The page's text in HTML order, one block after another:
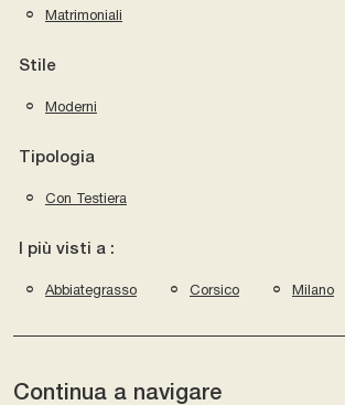
Matrimoniali
Stile
Moderni
Tipologia
Con Testiera
I più visti a :
Abbiategrasso Corsico Milano
Continua a navigare